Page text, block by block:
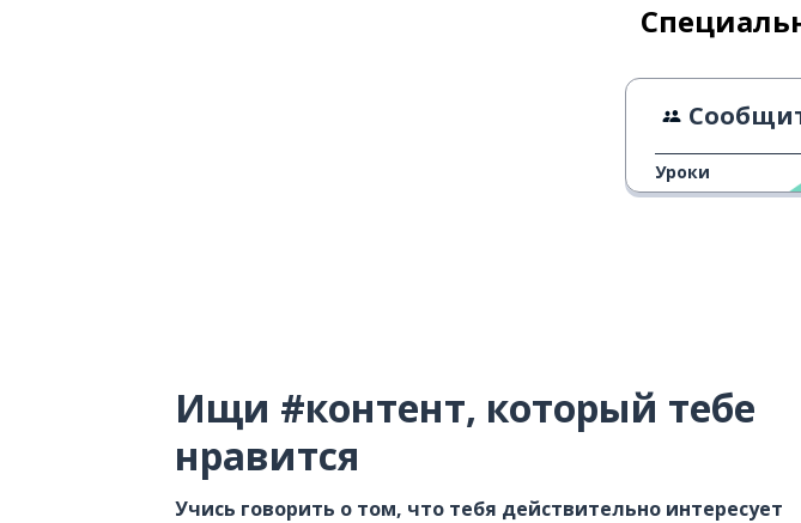
Уроки
Ищи #контент, который тебе
нравится
Учись говорить о том, что тебя действительно интересует